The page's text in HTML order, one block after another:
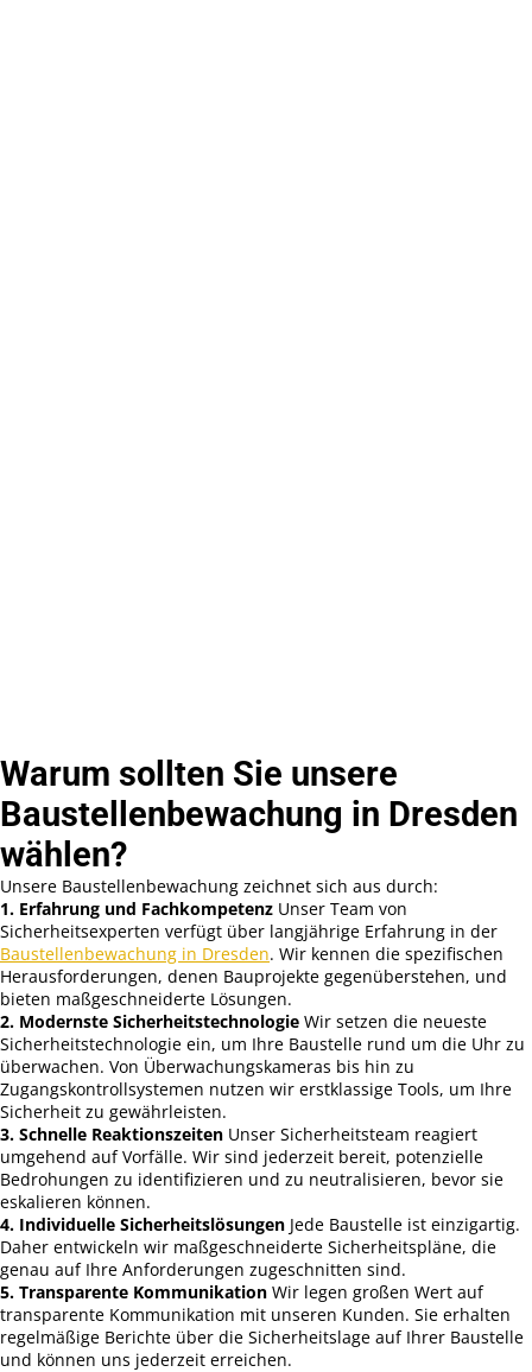
Warum sollten Sie unsere
Baustellenbewachung in Dresden
wählen?
Unsere Baustellenbewachung zeichnet sich aus durch:
1. Erfahrung und Fachkompetenz Unser Team von
Sicherheitsexperten verfügt über langjährige Erfahrung in der
Baustellenbewachung in Dresden. Wir kennen die spezifischen
Herausforderungen, denen Bauprojekte gegenüberstehen, und
bieten maßgeschneiderte Lösungen.
2. Modernste Sicherheitstechnologie Wir setzen die neueste
Sicherheitstechnologie ein, um Ihre Baustelle rund um die Uhr zu
überwachen. Von Überwachungskameras bis hin zu
Zugangskontrollsystemen nutzen wir erstklassige Tools, um Ihre
Sicherheit zu gewährleisten.
3. Schnelle Reaktionszeiten Unser Sicherheitsteam reagiert
umgehend auf Vorfälle. Wir sind jederzeit bereit, potenzielle
Bedrohungen zu identifizieren und zu neutralisieren, bevor sie
eskalieren können.
4. Individuelle Sicherheitslösungen Jede Baustelle ist einzigartig.
Daher entwickeln wir maßgeschneiderte Sicherheitspläne, die
genau auf Ihre Anforderungen zugeschnitten sind.
5. Transparente Kommunikation Wir legen großen Wert auf
transparente Kommunikation mit unseren Kunden. Sie erhalten
regelmäßige Berichte über die Sicherheitslage auf Ihrer Baustelle
und können uns jederzeit erreichen.